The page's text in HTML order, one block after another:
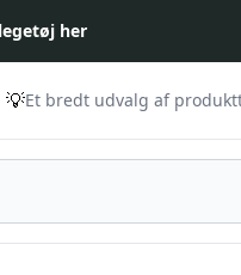
her
💡Et bredt udvalg af